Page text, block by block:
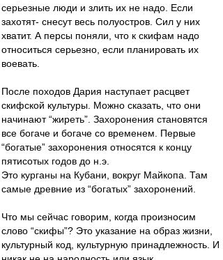
серьезные люди и злить их не надо. Если
захотят- снесут весь полуостров. Сил у них
хватит. А персы поняли, что к скифам надо
относиться серьезно, если планировать их
воевать.
После походов Дария наступает расцвет
скифской культуры. Можно сказать, что они
начинают “жиреть”. Захоронения становятся
все богаче и богаче со временем. Первые
“богатые” захоронения относятся к концу
пятисотых годов до н.э.
Это курганы на Кубани, вокруг Майкопа. Там
самые древние из “богатых” захоронений.
Что мы сейчас говорим, когда произносим
слово “скифы”? Это указание на образ жизни,
культурный код, культурную принадлежность. И